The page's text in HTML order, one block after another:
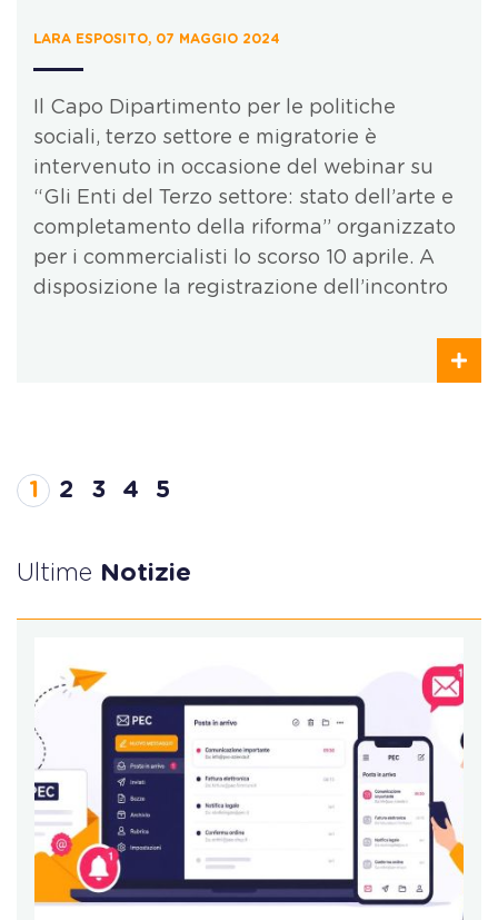
LARA ESPOSITO, 07 MAGGIO 2024
Il Capo Dipartimento per le politiche
sociali, terzo settore e migratorie è
intervenuto in occasione del webinar su
“Gli Enti del Terzo settore: stato dell’arte e
completamento della riforma” organizzato
per i commercialisti lo scorso 10 aprile. A
disposizione la registrazione dell’incontro
1 2 3 4 5
Ultime Notizie